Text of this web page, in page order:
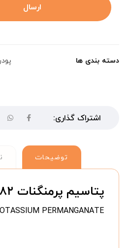
دسته بندی ها
توضیحات
پتاسیم پرمنگنات ۱۰۵۰۸۲
PERMANGANATE